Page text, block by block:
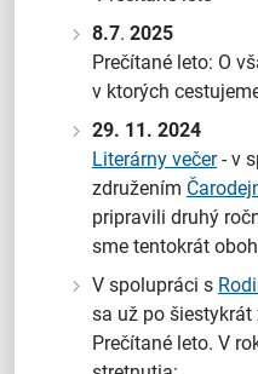
8.7. 2025
Prečítané leto: O
v ktorých
29. 11. 2024
Literárny večer- v
združením
pripravili druhý
sme tentokrát
V spolupráci s
sa už po
Prečítané leto. V